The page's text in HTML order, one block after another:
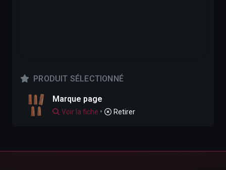
PRODUIT SÉLECTIONNÉ
Marque page
Voir la fiche • Retirer